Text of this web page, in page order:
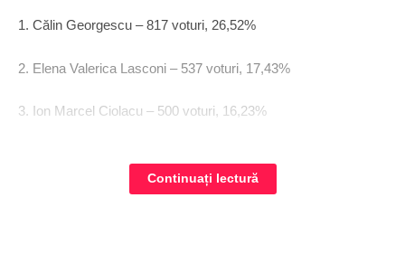
1. Călin Georgescu – 817 voturi, 26,52%
2. Elena Valerica Lasconi – 537 voturi, 17,43%
3. Ion Marcel Ciolacu – 500 voturi, 16,23%
5. Nicolae Ionel Ciucă – 392 voturi, 12,72%
Continuați lectură